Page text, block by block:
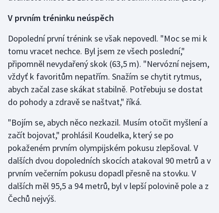
V prvním tréninku neúspěch
Dopolední první trénink se však nepovedl. "Moc se mi k
tomu vracet nechce. Byl jsem ze všech poslední,"
připomněl nevydařený skok (63,5 m). "Nervózní nejsem,
vždyť k favoritům nepatřím. Snažím se chytit rytmus,
abych začal zase skákat stabilně. Potřebuju se dostat
do pohody a zdravě se naštvat," říká.
"Bojím se, abych něco nezkazil. Musím otočit myšlení a
začít bojovat," prohlásil Koudelka, který se po
pokaženém prvním olympijském pokusu zlepšoval. V
dalších dvou dopoledních skocích atakoval 90 metrů a v
prvním večerním pokusu dopadl přesně na stovku. V
dalších měl 95,5 a 94 metrů, byl v lepší polovině pole a z
Čechů nejvýš.